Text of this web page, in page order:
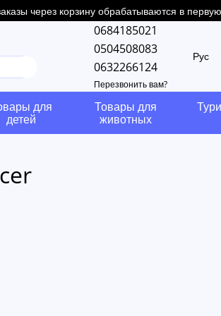
через корзину обрабатываются в
0684185021
0504508083
0632266124
Перезвонить вам?
Рус
для
детей
Товары для
животных